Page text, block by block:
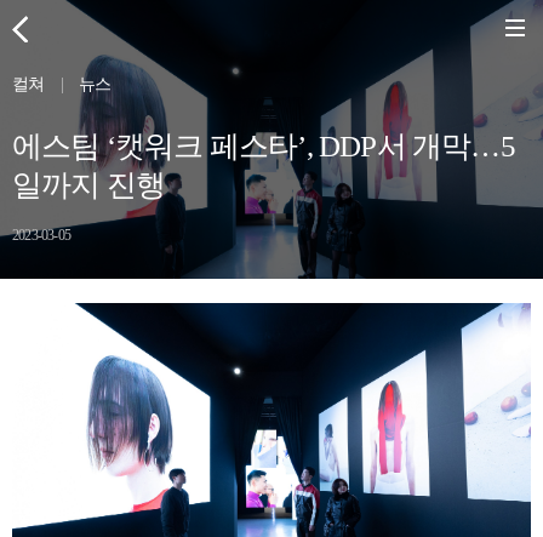
컬쳐 뉴스
에스팀 ‘캣워크 페스타’, DDP서 개막…5
일까지 진행
2023-03-05